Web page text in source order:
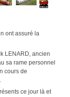
ont assuré la
LENARD, ancien
sa rame personnel
cours de
ce jour là et